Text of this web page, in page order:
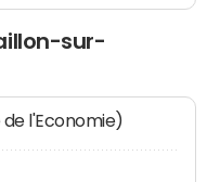
sur-
de l'Economie)